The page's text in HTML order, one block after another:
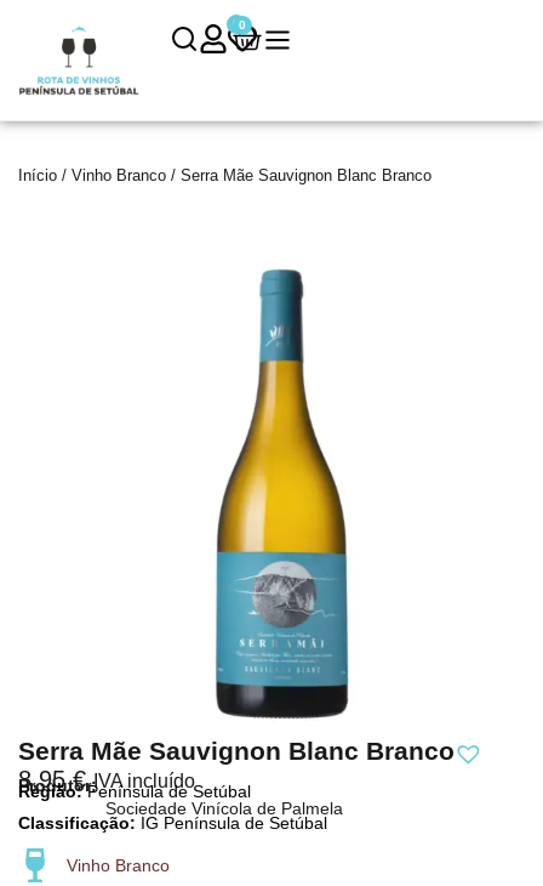
00
Início / Vinho Branco / Serra Mãe Sauvignon Blanc Branco
Serra Mãe Sauvignon Blanc Branco
8,95€ IVA incluído
Sociedade Vinícola de Palmela
Produtor:
Região:Península de Setúbal
Classificação: IG Península de Setúbal
Vinho Branco